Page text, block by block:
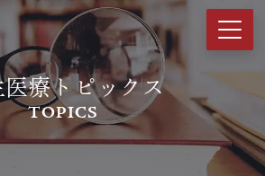
医療トピックス
TOPICS
へスペシャルスポンサーとして